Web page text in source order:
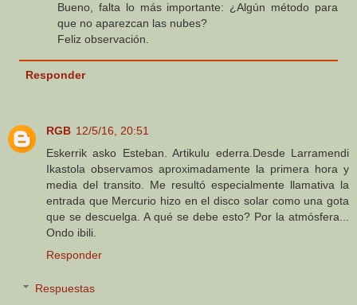
Bueno, falta lo más importante: ¿Algún método para
que no aparezcan las nubes?
Feliz observación.
Responder
RGB 12/5/16, 20:51
Eskerrik asko Esteban. Artikulu ederra.Desde Larramendi
Ikastola observamos aproximadamente la primera hora y
media del transito. Me resultó especialmente llamativa la
entrada que Mercurio hizo en el disco solar como una gota
que se descuelga. A qué se debe esto? Por la atmósfera...
Ondo ibili.
Responder
Respuestas